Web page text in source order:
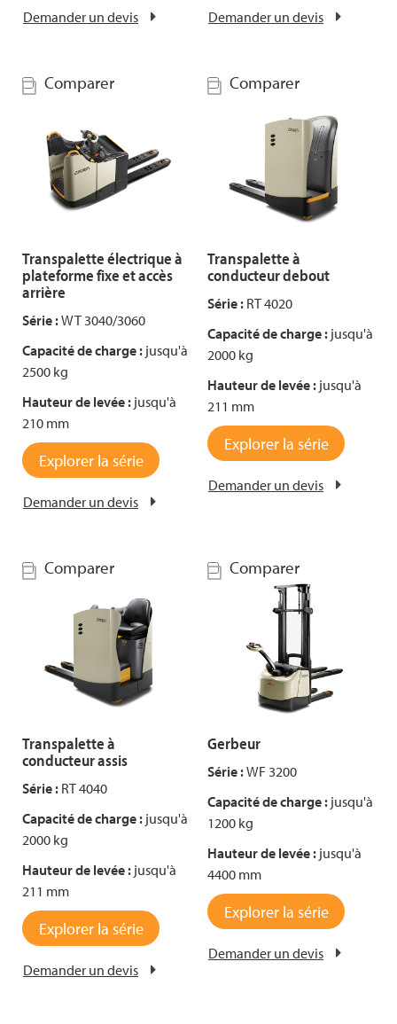
Demander un devis Demander un devis
Comparer
Transpalette électrique à
plateforme fixe et accès
arrière
Série :WT 3040/3060
Capacité de charge : jusqu'à
2500 kg
Hauteur de levée : jusqu'à
210 mm
Explorer la série
Demander un devis
Comparer
Transpalette à
conducteur debout
Série : RT 4020
Capacité de charge : jusqu'à
2000 kg
Hauteur de levée : jusqu'à
211 mm
Explorer la série
Demander un devis
Comparer
Transpalette à
conducteur assis
Série : RT 4040
Capacité de charge : jusqu'à
2000 kg
Hauteur de levée : jusqu'à
211 mm
Explorer la série
Demander un devis
Comparer
Gerbeur
Série :WF 3200
Capacité de charge : jusqu'à
1200 kg
Hauteur de levée : jusqu'à
4400 mm
Explorer la série
Demander un devis